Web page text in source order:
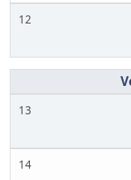
12
13
14